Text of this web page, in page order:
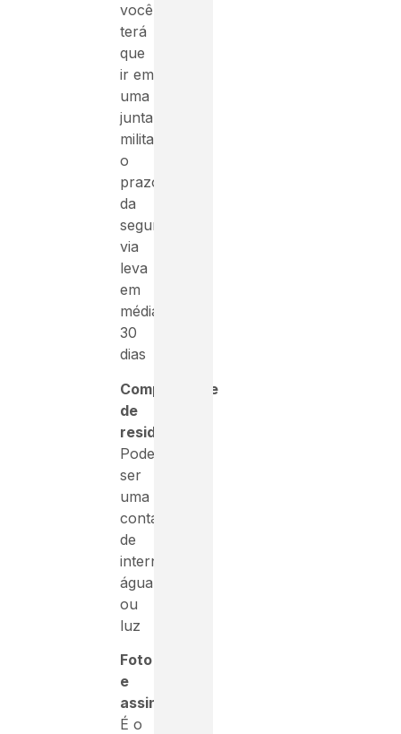
você
terá
que
ir em
uma
junta
militar,
o
prazo
da
segunda
via
leva
em
média
30
dias
Comprovante
de
residência:
Pode
ser
uma
conta
de
internet,
água
ou
luz
Foto
e
assinatura:
É o